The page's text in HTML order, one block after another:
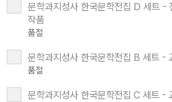
문학과지성사 한국문학전집 D 세트 -
작품
품절
문학과지성사 한국문학전집 B 세트 -
품절
문학과지성사 한국문학전집 C 세트 -